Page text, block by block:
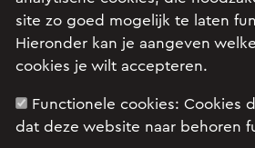
Onderwerp: Arbeid en energie,
Examenopgave HAVO,
1, opgave 2: Fontein van
site zo goed mogelijk te laten
Hieronder kan je aangeven
cookies je wilt accepteren.
Functionele cookies: Cookies
dat deze website naar behoren